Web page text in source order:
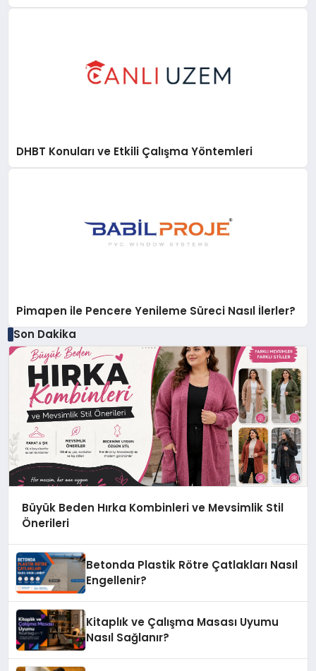
DHBT Konuları ve Etkili Çalışma Yöntemleri
Pimapen ile Pencere Yenileme Süreci Nasıl İlerler?
Son Dakika
Büyük Beden Hırka Kombinleri ve Mevsimlik Stil
Önerileri
Betonda Plastik Rötre Çatlakları Nasıl
Engellenir?
Kitaplık ve Çalışma Masası Uyumu
Nasıl Sağlanır?